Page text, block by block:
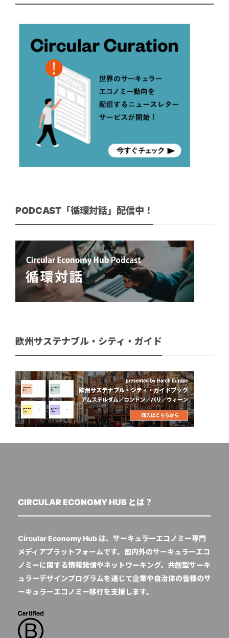
PODCAST「循環対話」配信中！
欧州サステナブル・シティ・ガイド
CIRCULAR ECONOMY HUB とは？
Circular Economy Hub は、サーキュラーエコノミー専門
メディアプラットフォームです。国内外のサーキュラーエコ
ノミーに関する情報発信やネットワーキング、共創型サーキ
ュラーデザインプログラムを通じて企業や自治体の皆様のサ
ーキュラーエコノミー移行を支援します。